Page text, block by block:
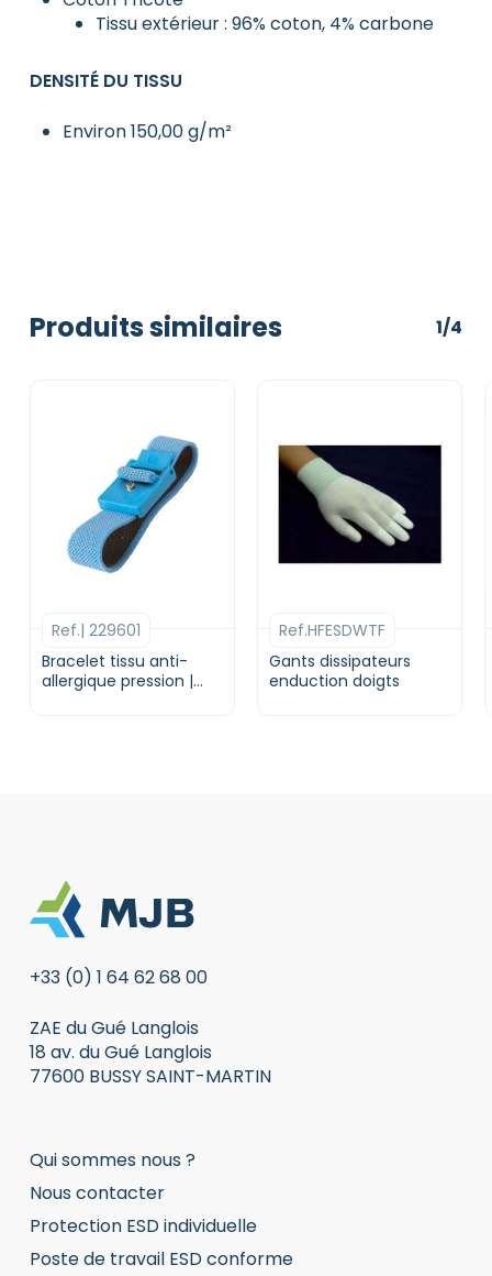
Tissu extérieur : 96% coton, 4% carbone
DENSITÉ DU TISSU
Environ 150,00 g/m²
Produits similaires 1/4
Bracelet tissu anti-
allergique pression |
Ref.| 229601
Gants dissipateurs
enduction doigts
Ref.HFESDWTF
+33 (0) 1 64 62 68 00
ZAE du Gué Langlois
18 av. du Gué Langlois
77600 BUSSY SAINT-MARTIN
Qui sommes nous ?
Nous contacter
Protection ESD individuelle
Poste de travail ESD conforme